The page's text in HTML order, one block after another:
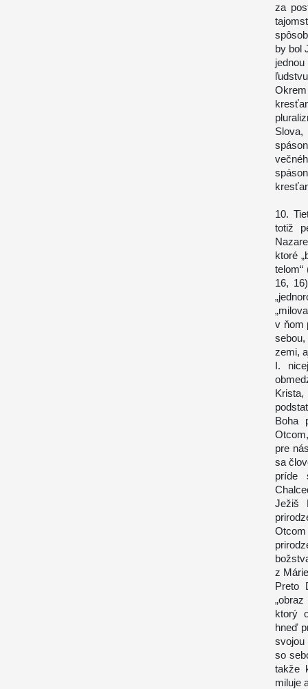
za
by bol
10.
totiž
ktoré
16,
v ňom
zemi,
I.
Boha
pre
sa
príde
Ježiš
z
Preto
ktorý
hneď
svojou
so
takže
miluje